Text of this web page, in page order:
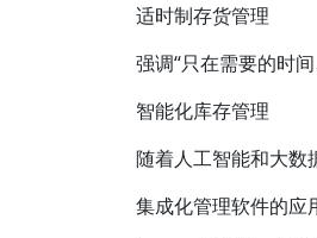
适时制存货管理
强调“只在需要的时
智能化库存管理
随着人工智能和大数
集成化管理软件的应